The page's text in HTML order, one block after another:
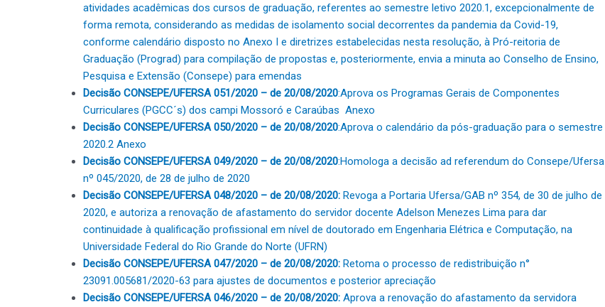
atividades acadêmicas dos cursos de graduação, referentes ao semestre letivo 2020.1, excepcionalmente de
forma remota, considerando as medidas de isolamento social decorrentes da pandemia da Covid-19,
conforme calendário disposto no Anexo I e diretrizes estabelecidas nesta resolução, à Pró-reitoria de
Graduação (Prograd) para compilação de propostas e, posteriormente, envia a minuta ao Conselho de Ensino,
Pesquisa e Extensão (Consepe) para emendas
Decisão CONSEPE/UFERSA 051/2020 – de 20/08/2020:Aprova os Programas Gerais de Componentes
Curriculares (PGCC´s) dos campi Mossoró e Caraúbas Anexo
Decisão CONSEPE/UFERSA 050/2020 – de 20/08/2020:Aprova o calendário da pós-graduação para o semestre
2020.2 Anexo
Decisão CONSEPE/UFERSA 049/2020 – de 20/08/2020:Homologa a decisão ad referendum do Consepe/Ufersa
nº 045/2020, de 28 de julho de 2020
Decisão CONSEPE/UFERSA 048/2020 – de 20/08/2020: Revoga a Portaria Ufersa/GAB nº 354, de 30 de julho de
2020, e autoriza a renovação de afastamento do servidor docente Adelson Menezes Lima para dar
continuidade à qualificação profissional em nível de doutorado em Engenharia Elétrica e Computação, na
Universidade Federal do Rio Grande do Norte (UFRN)
Decisão CONSEPE/UFERSA 047/2020 – de 20/08/2020: Retoma o processo de redistribuição n°
23091.005681/2020-63 para ajustes de documentos e posterior apreciação
Decisão CONSEPE/UFERSA 046/2020 – de 20/08/2020: Aprova a renovação do afastamento da servidora